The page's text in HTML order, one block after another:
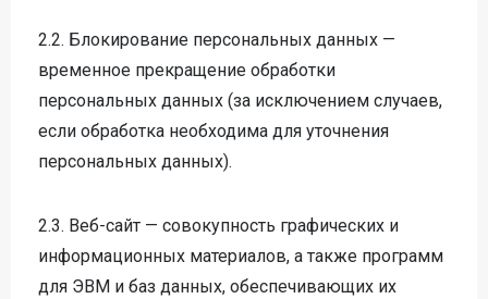
2.2. Блокирование персональных данных —
временное прекращение обработки
персональных данных (за исключением случаев,
если обработка необходима для уточнения
персональных данных).
2.3. Веб-сайт — совокупность графических и
информационных материалов, а также программ
для ЭВМ и баз данных, обеспечивающих их